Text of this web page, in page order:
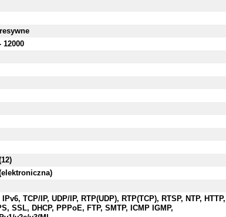
12000
IPv6, TCP/IP, UDP/IP, RTP(UDP), RTP(TCP), RTSP, NTP, HTTP,
SSL, DHCP, PPPoE, FTP, SMTP, ICMP IGMP,